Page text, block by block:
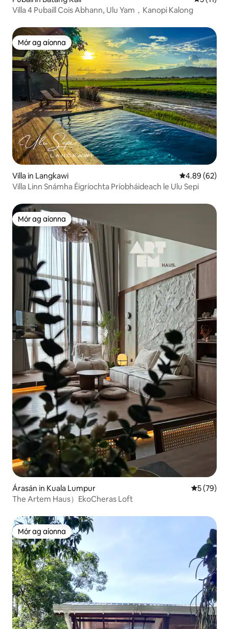
Villa 4 Pubaill Cois Abhann, Ulu Yam，Kanopi Kalong
Mór ag aíonna
Mór ag aíonna
Villa in Langkawi Meánrátáil
4.89 (62)
Villa Linn Snámha Éigríochta Príobháideach le Ulu Sepi
Mór ag aíonna
Mór ag aíonna
Árasán in Kuala Lumpur
5 (79)
The Artem Haus）EkoCheras Loft
Mór ag aíonna
Mór ag aíonna